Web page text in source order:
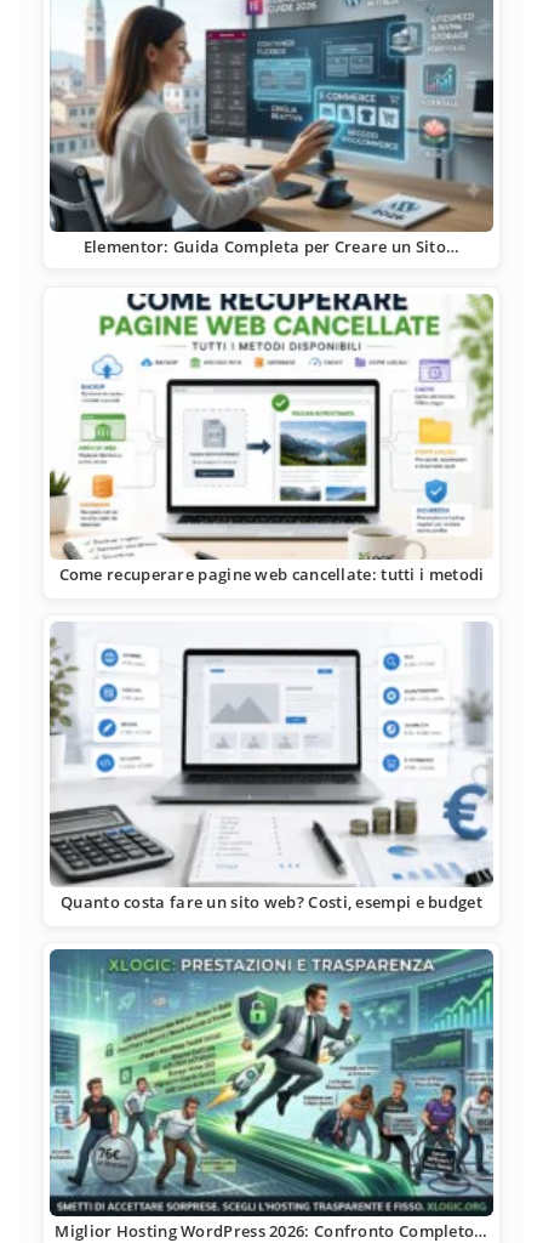
Elementor: Guida Completa per Creare un Sito…
Come recuperare pagine web cancellate: tutti i metodi
Quanto costa fare un sito web? Costi, esempi e budget
Miglior Hosting WordPress 2026: Confronto Completo…